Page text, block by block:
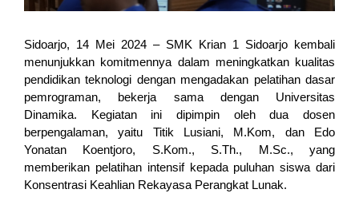
Sidoarjo, 14 Mei 2024 – SMK Krian 1 Sidoarjo kembali
menunjukkan komitmennya dalam meningkatkan kualitas
pendidikan teknologi dengan mengadakan pelatihan dasar
pemrograman, bekerja sama dengan Universitas
Dinamika. Kegiatan ini dipimpin oleh dua dosen
berpengalaman, yaitu Titik Lusiani, M.Kom, dan Edo
Yonatan Koentjoro, S.Kom., S.Th., M.Sc., yang
memberikan pelatihan intensif kepada puluhan siswa dari
Konsentrasi Keahlian Rekayasa Perangkat Lunak.